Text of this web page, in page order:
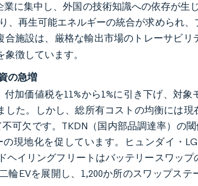
に集中し、外国の技術知識への依存が生
、再生可能エネルギーの統合が求められ
施設は、厳格な輸出市場のトレーサビリ
徴しています。
の急増
加価値税を11%から1%に引き下げ、対象
した。しかし、総所有コストの均衡には現
可欠です。TKDN（国内部品調達率）の閾
現地化を促しています。ヒュンダイ・
イリングフリートはバッテリースワップ
輪EVを展開し、1,200か所のスワップステ